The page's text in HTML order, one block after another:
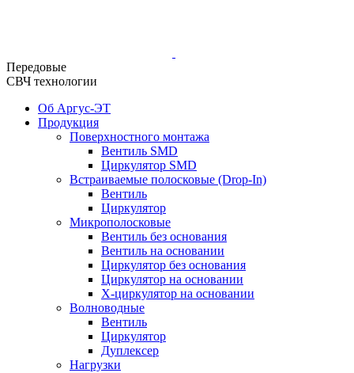
Передовые
СВЧ технологии
Об Аргус-ЭТ
Продукция
Поверхностного монтажа
Вентиль SMD
Циркулятор SMD
Встраиваемые полосковые (Drop-In)
Вентиль
Циркулятор
Микрополосковые
Вентиль без основания
Вентиль на основании
Циркулятор без основания
Циркулятор на основании
Х-циркулятор на основании
Волноводные
Вентиль
Циркулятор
Дуплексер
Нагрузки